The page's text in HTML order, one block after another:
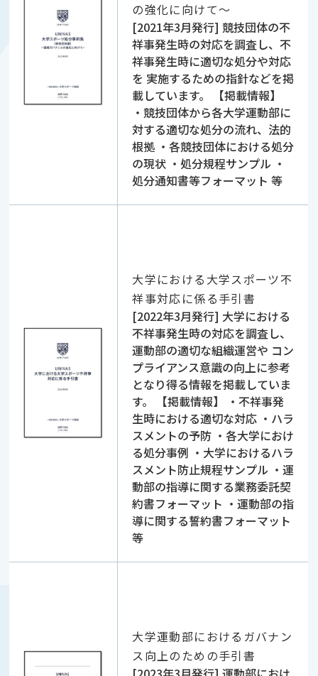
の強化に向けて～
[2021年3月発行] 競技団体の不
祥事発生時の対応を調査し、不
祥事発生時に適切な処分や対応
を 実施するための指針などを掲
載しています。 【掲載情報】
・競技団体から各大学運動部に
対する適切な処分の流れ、法的
根拠 ・各競技団体における処分
の現状 ・処分規程サンプル ・
処分通知書等フォーマット 等
大学における大学スポーツ不
祥事対応に係る手引書
[2022年3月発行] 大学における
不祥事発生時の対応を調査し、
運動部の適切な組織運営や コン
プライアンス意識の向上に参考
となり得る情報を掲載していま
す。 【掲載情報】 ・不祥事発
生時における適切な対応 ・ハラ
スメントの予防 ・各大学におけ
る処分事例 ・大学におけるハラ
スメント防止規程サンプル ・運
動部の指導に関する業務委託契
約書フォーマット ・運動部の指
導に関する誓約書フォーマット
等
大学運動部におけるガバナン
ス向上のための手引書